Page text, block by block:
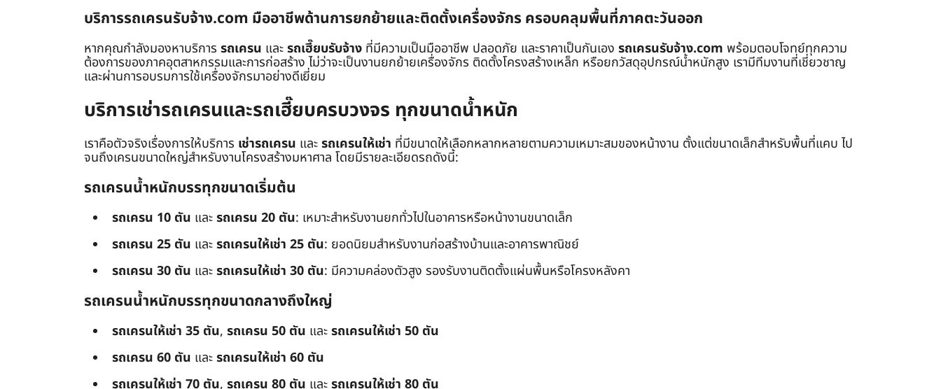
บริการรถเครนรับจ้าง.com มืออาชีพด้านการยกย้ายและติดตั้งเครื่องจักร ครอบคลุมพื้นที่ภาคตะวันออก
หากคุณกำลังมองหาบริการ รถเครน และรถเฮี๊ยบรับจ้าง ที่มีความเป็นมืออาชีพ ปลอดภัย และราคาเป็นกันเอง รถเครนรับจ้าง.com พร้อมตอบโจทย์ทุกความ
ต้องการของภาคอุตสาหกรรมและการก่อสร้าง ไม่ว่าจะเป็นงานยกย้ายเครื่องจักร ติดตั้งโครงสร้างเหล็ก หรือยกวัสดุอุปกรณ์น้ำหนักสูง เรามีทีมงานที่เชี่ยวชาญ
และผ่านการอบรมการใช้เครื่องจักรมาอย่างดีเยี่ยม
บริการเช่ารถเครนและรถเฮี๊ยบครบวงจร ทุกขนาดน้ำหนัก
เราคือตัวจริงเรื่องการให้บริการ เช่ารถเครน และรถเครนให้เช่า ที่มีขนาดให้เลือกหลากหลายตามความเหมาะสมของหน้างาน ตั้งแต่ขนาดเล็กสำหรับพื้นที่แคบ ไป
จนถึงเครนขนาดใหญ่สำหรับงานโครงสร้างมหาศาล โดยมีรายละเอียดรถดังนี้:
รถเครนน้ำหนักบรรทุกขนาดเริ่มต้น
รถเครน 10 ตัน และรถเครน 20 ตัน: เหมาะสำหรับงานยกทั่วไปในอาคารหรือหน้างานขนาดเล็ก
รถเครน 25 ตัน และรถเครนให้เช่า 25 ตัน: ยอดนิยมสำหรับงานก่อสร้างบ้านและอาคารพาณิชย์
รถเครน 30 ตัน และรถเครนให้เช่า 30 ตัน: มีความคล่องตัวสูง รองรับงานติดตั้งแผ่นพื้นหรือโครงหลังคา
รถเครนน้ำหนักบรรทุกขนาดกลางถึงใหญ่
รถเครนให้เช่า 35 ตัน, รถเครน 50 ตัน และรถเครนให้เช่า 50 ตัน
รถเครน 60 ตัน และรถเครนให้เช่า 60 ตัน
รถเครนให้เช่า 70 ตัน, รถเครน 80 ตัน และรถเครนให้เช่า 80 ตัน